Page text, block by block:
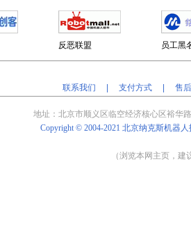
反恶联盟 员工黑
联系我们 |支付方式 |售
地址：北京市顺义区临空经济核心区裕华
Copyright © 2004-2021北京纳克斯机器
（浏览本网主页，